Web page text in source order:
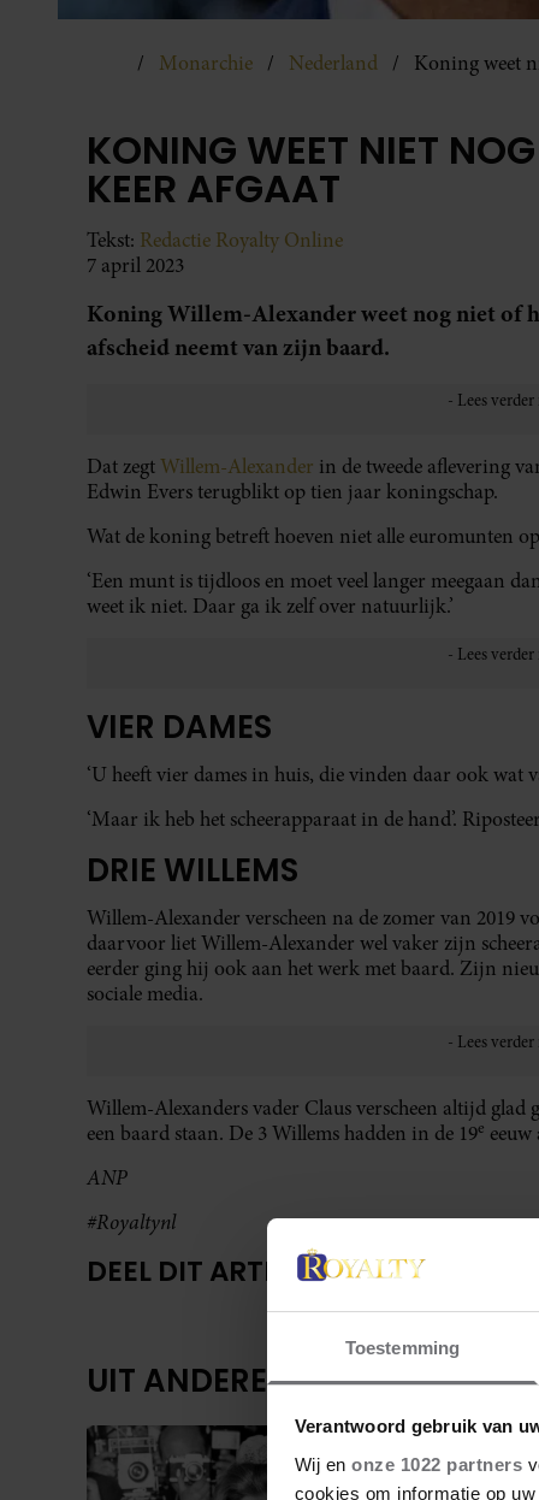
Toestemming
Verantwoord gebruik van
Wij en onze 1022 partners
cookies om informatie op
Monarchie Nederland Koning weet
KONING WEET NIET
KEER AFGAAT
Tekst: Redactie Royalty Online
7 april 2023
Koning Willem-Alexander weet nog niet of
afscheid neemt van zijn baard.
Dat zegtWillem-Alexander in de tweede aflevering
Edwin Evers terugblikt op tien jaar koningschap.
Wat de koning betreft hoeven niet alle euromunten
‘Een munt is tijdloos en moet veel langer meegaan
weet ik niet. Daar ga ik zelf over natuurlijk.’
VIER DAMES
‘U heeft vier dames in huis, die vinden daar ook wat
‘Maar ik heb het scheerapparaat in de hand’.
DRIE WILLEMS
Willem-Alexander verscheen na de zomer van 2019
daarvoor liet Willem-Alexander wel vaker zijn
eerder ging hij ook aan het werk met baard. Zijn
sociale media.
Willem-Alexanders vader Claus verscheen altijd
een baard staan. De 3 Willems hadden in de 19e
ANP
#Royaltynl
DEEL DIT ARTIKEL OP SOCIAL
UIT ANDERE MEDIA